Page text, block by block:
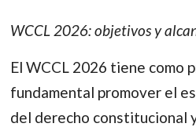
WCCL 2026: objetivos y
El WCCL 2026 tiene como
fundamental promover el
del derecho constitucional